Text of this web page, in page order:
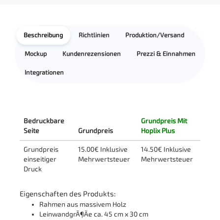
Beschreibung Richtlinien Produktion/Versand
Mockup Kundenrezensionen Prezzi & Einnahmen
Integrationen
Bedruckbare
Seite
Grundpreis
Grundpreis Mit
Hoplix Plus
Grundpreis
einseitiger
Druck
15.00€ Inklusive
Mehrwertsteuer
14.50€ Inklusive
Mehrwertsteuer
Eigenschaften des Produkts:
Rahmen aus massivem Holz
LeinwandgrÃ¶Ãe ca. 45 cm x 30 cm